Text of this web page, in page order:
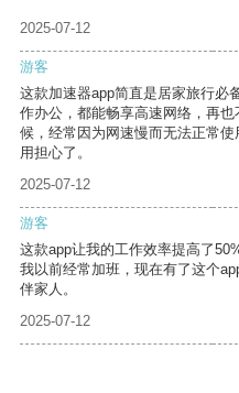
2025-07-12
游客
这款加速器app简直是居家旅行必
作办公，都能畅享高速网络，再
候，经常因为网速慢而无法正常
用担心了。
2025-07-12
游客
这款app让我的工作效率提高了
我以前经常加班，现在有了这个
伴家人。
2025-07-12